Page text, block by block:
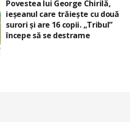
Povestea lui George Chirilă,
ieșeanul care trăiește cu două
surori și are 16 copii. „Tribul”
începe să se destrame